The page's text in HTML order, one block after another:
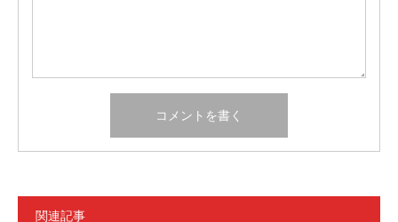
関連記事